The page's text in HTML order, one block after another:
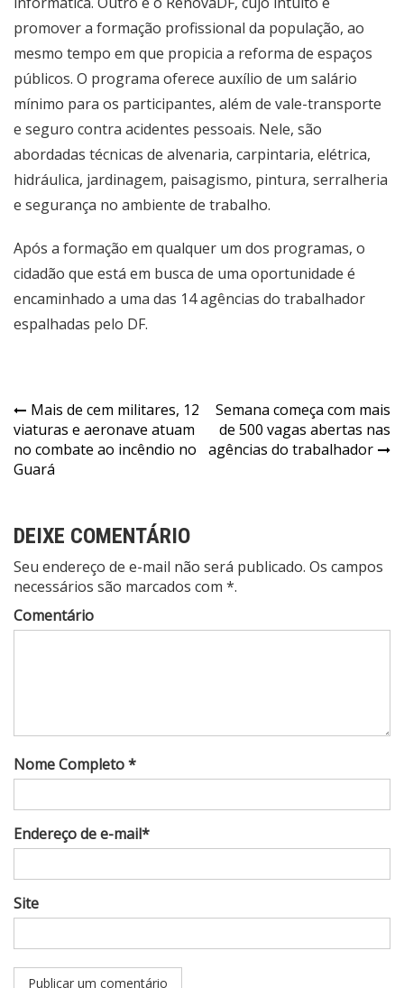
promover a formação profissional da população, ao
mesmo tempo em que propicia a reforma de espaços
públicos. O programa oferece auxílio de um salário
mínimo para os participantes, além de vale-transporte
e seguro contra acidentes pessoais. Nele, são
abordadas técnicas de alvenaria, carpintaria, elétrica,
hidráulica, jardinagem, paisagismo, pintura, serralheria
e segurança no ambiente de trabalho.
Após a formação em qualquer um dos programas, o
cidadão que está em busca de uma oportunidade é
encaminhado a uma das 14 agências do trabalhador
espalhadas pelo DF.
Navegação
de
Post
Mais de cem militares, 12
viaturas e aeronave atuam
no combate ao incêndio no
Guará
Semana começa com mais
de 500 vagas abertas nas
agências do trabalhador
DEIXE COMENTÁRIO
Seu endereço de e-mail não será publicado. Os campos
necessários são marcados com *.
Comentário
Nome Completo *
Endereço de e-mail*
Site